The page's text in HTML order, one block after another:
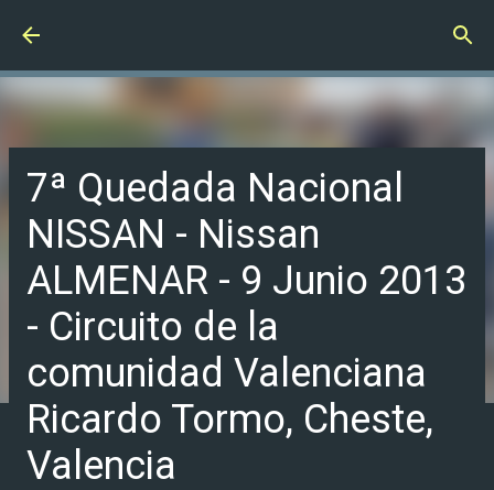
7ª Quedada Nacional
NISSAN - Nissan
ALMENAR - 9 Junio 2013
- Circuito de la
comunidad Valenciana
Ricardo Tormo, Cheste,
Valencia